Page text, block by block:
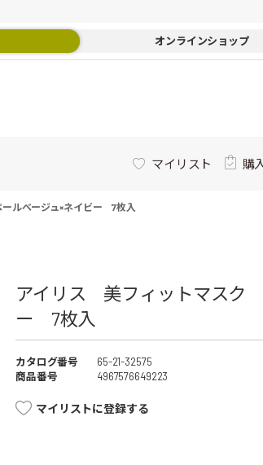
オンラインショップ
マイリスト 購
ルベージュ×ネイビー 7枚入
アイリス 美フィットマスク
ー 7枚入
カタログ番号
65-21-32575
商品番号
4967576649223
マイリストに登録する